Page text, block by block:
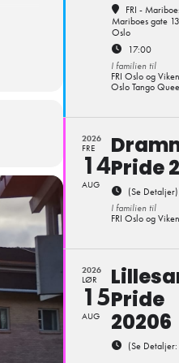
Gol
FRI -
Mariboes gate
Oslo
17:00
I familien til
FRI Oslo og Viken
Oslo Tango
2026
FRE
14
AUG
Pride
(Se Detaljer)
I familien til
FRI Oslo og Viken
2026
LØR
15
AUG
Pride
20206
(Se Detaljer: